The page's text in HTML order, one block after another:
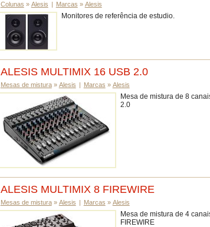
Colunas » Alesis | Marcas » Alesis
Monitores de referência de estudio.
ALESIS MULTIMIX 16 USB 2.0
Mesas de mistura» Alesis | Marcas » Alesis
Mesa de mistura de 8
2.0
ALESIS MULTIMIX 8 FIREWIRE
Mesas de mistura» Alesis | Marcas » Alesis
Mesa de mistura de 4
FIREWIRE